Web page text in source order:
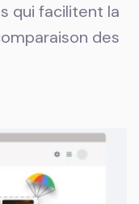
qui facilitent la
des